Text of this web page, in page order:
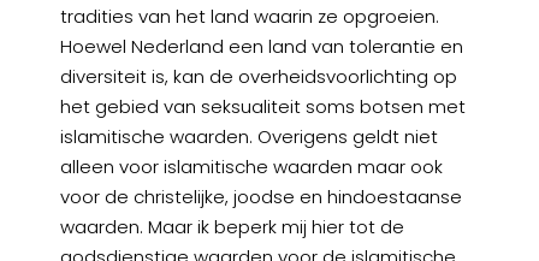
tradities van het land waarin ze opgroeien.
Hoewel Nederland een land van tolerantie en
diversiteit is, kan de overheidsvoorlichting op
het gebied van seksualiteit soms botsen met
islamitische waarden. Overigens geldt niet
alleen voor islamitische waarden maar ook
voor de christelijke, joodse en hindoestaanse
waarden. Maar ik beperk mij hier tot de